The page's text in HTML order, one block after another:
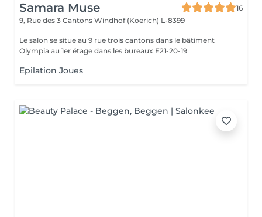
Samara Muse
16
9, Rue des 3 Cantons Windhof (Koerich) L-8399
Le salon se situe au 9 rue trois cantons dans le bâtiment
Olympia au 1er étage dans les bureaux E21-20-19
Epilation Joues